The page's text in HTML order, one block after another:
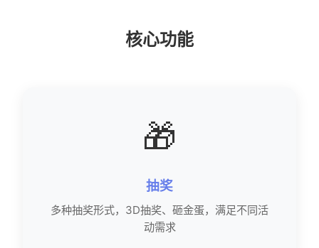
核心功能
🎁
抽奖
多种抽奖形式，3D抽奖、砸金蛋，满足不同活
动需求